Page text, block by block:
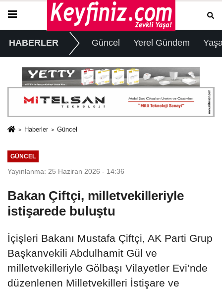
HABERLER Güncel Yerel Gündem
Haberler Güncel
GÜNCEL
Yayınlanma: 25 Haziran 2026 - 14:36
Bakan Çiftçi, milletvekilleriyle
istişarede buluştu
İçişleri Bakanı Mustafa Çiftçi, AK Parti Grup
Başkanvekili Abdulhamit Gül ve
milletvekilleriyle Gölbaşı Vilayetler Evi’nde
düzenlenen Milletvekilleri İstişare ve